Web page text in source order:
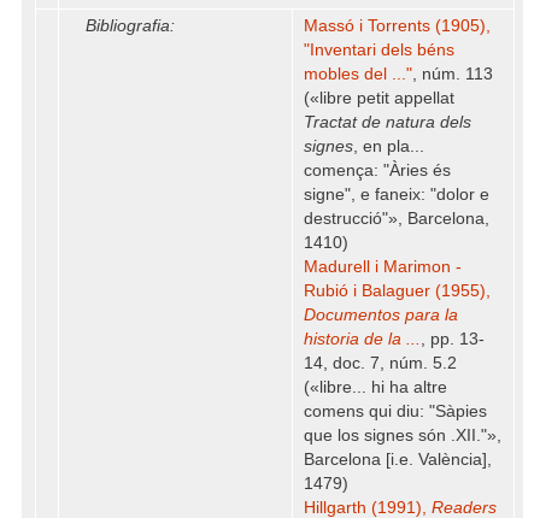
Bibliografia:
Massó i Torrents (1905),
"Inventari dels béns
mobles del ...", núm. 113
(«libre petit appellat
Tractat de natura dels
signes, en pla...
comença: "Àries és
signe", e faneix: "dolor e
destrucció"», Barcelona,
1410)
Madurell i Marimon -
Rubió i Balaguer (1955),
Documentos para la
historia de la ... , pp. 13-
14, doc. 7, núm. 5.2
(«libre... hi ha altre
comens qui diu: "Sàpies
que los signes són .XII."»,
Barcelona [i.e. València],
1479)
Hillgarth (1991), Readers